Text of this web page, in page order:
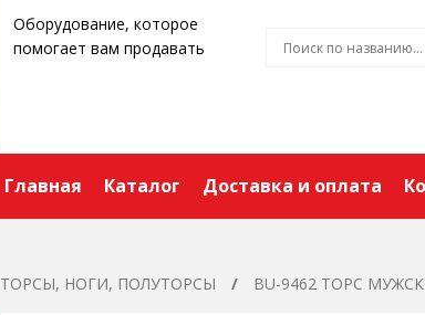
Оборудование, которое
помогает вам продавать
Главная Каталог Доставка и оплата
ТОРСЫ, НОГИ, ПОЛУТОРСЫ BU-9462 ТОРС